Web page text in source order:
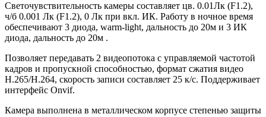
Светочувствительность камеры составляет цв. 0.01Лк (F1.2),
ч/б 0.001 Лк (F1.2), 0 Лк при вкл. ИК. Работу в ночное время
обеспечивают 3 диода, warm-light, дальность до 20м и 3 ИК
диода, дальность до 20м .
Позволяет передавать 2 видеопотока с управляемой частотой
кадров и пропускной способностью, формат сжатия видео
H.265/H.264, скорость записи составляет 25 к/с. Поддерживает
интерфейс Onvif.
Камера выполнена в металлическом корпусе степенью защиты